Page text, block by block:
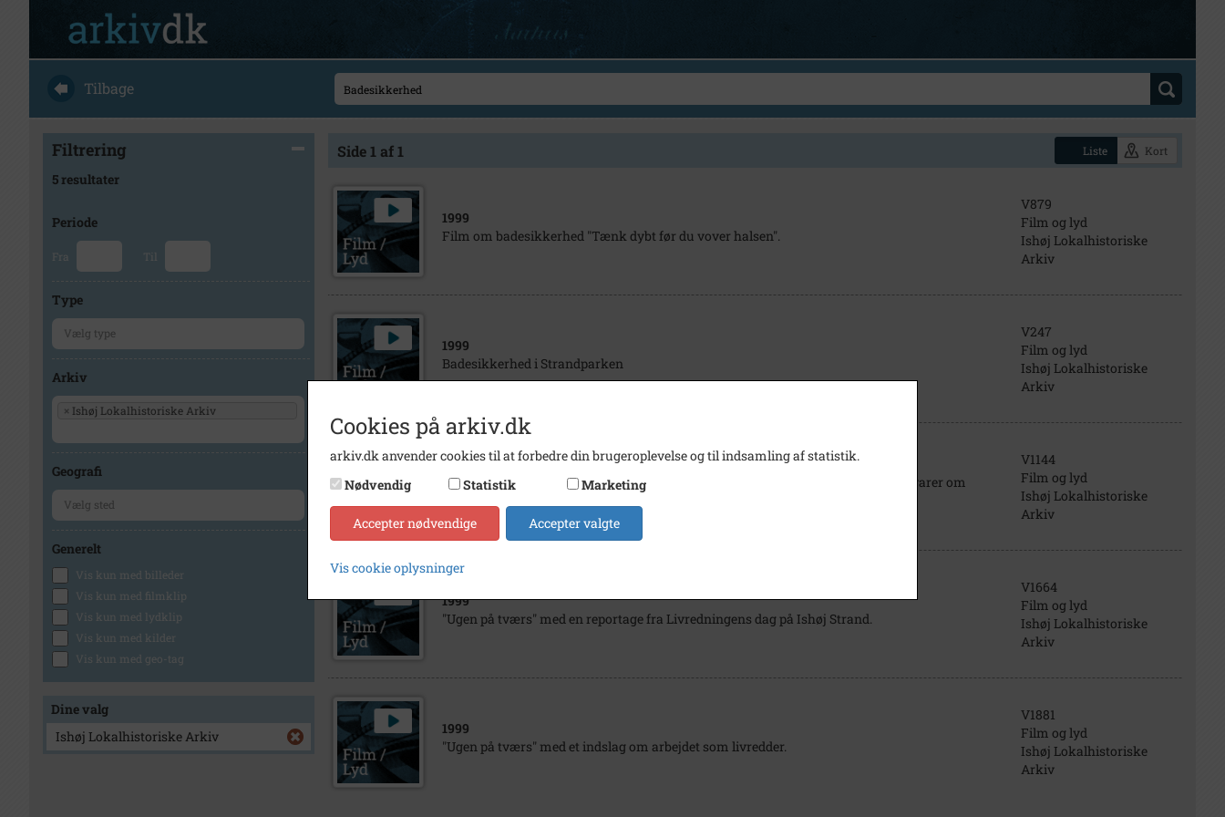
Tilbage
Filtrering
5 resultater
Periode
Fra Til
Type
Arkiv
× Ishøj Lokalhistoriske Arkiv
Geografi
Generelt
Vis kun med billeder
Vis kun med filmklip
Vis kun med lydklip
Vis kun med kilder
Vis kun med geo-tag
Dine valg
Ishøj Lokalhistoriske Arkiv
Side 1 af 1 Liste Kort
1999
Film om badesikkerhed "Tænk dybt før du vover halsen".
V879
Film og lyd
Ishøj Lokalhistoriske
Arkiv
1999
Badesikkerhed i Strandparken
V247
Film og lyd
Ishøj Lokalhistoriske
Arkiv
1999
"Ugen på tværs" viser et indslag fra Ishøj Strandpark, fordi Københavns Amt advarer om
V1144
Film og lyd
Ishøj Lokalhistoriske
Arkiv
1999
"Ugen på tværs" med en reportage fra Livredningens dag på Ishøj Strand.
V1664
Film og lyd
Ishøj Lokalhistoriske
Arkiv
1999
"Ugen på tværs" med et indslag om arbejdet som livredder.
V1881
Film og lyd
Ishøj Lokalhistoriske
Arkiv
Cookies på arkiv.dk
arkiv.dk anvender cookies til at forbedre din brugeroplevelse og til indsamling af statistik.
Nødvendig
Statistik Marketing
Accepter nødvendige Accepter valgte
Vis cookie oplysninger